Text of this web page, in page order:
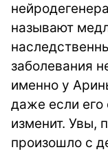
называют
заболевания
именно у
даже если его
изменит. Увы,
произошло с